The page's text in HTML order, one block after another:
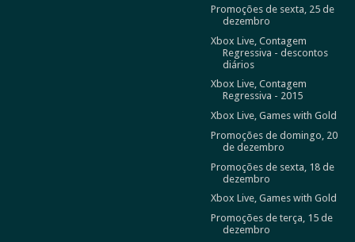
Promoções de sexta, 25 de
dezembro
Xbox Live, Contagem
Regressiva - descontos
diários
Xbox Live, Contagem
Regressiva - 2015
Xbox Live, Games with Gold
Promoções de domingo, 20
de dezembro
Promoções de sexta, 18 de
dezembro
Xbox Live, Games with Gold
Promoções de terça, 15 de
dezembro